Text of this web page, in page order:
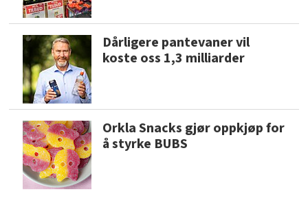
Dårligere pantevaner vil
koste oss 1,3 milliarder
Orkla Snacks gjør oppkjøp for
å styrke BUBS